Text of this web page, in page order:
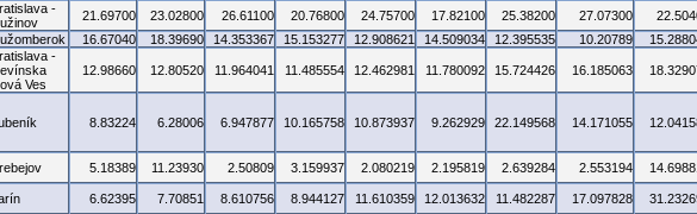
-
21.69700 23.02800 26.61100 20.76800 24.75700 17.82100 25.38200 27.07300
16.67040 18.39690 14.353367 15.153277 12.908621 14.509034 12.395535 10.20789
-
Ves
12.98660 12.80520 11.964041 11.485554 12.462981 11.780092 15.724426 16.185063
8.83224 6.28006 6.947877 10.165758 10.873937 9.262929 22.149568 14.171055
5.18389 11.23930 2.50809 3.159937 2.080219 2.195819 2.639284 2.553194
6.62395 7.70851 8.610756 8.944127 11.610359 12.013632 11.482287 17.097828